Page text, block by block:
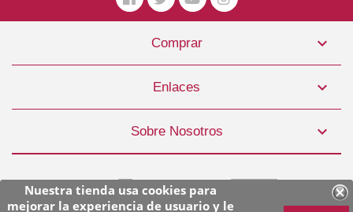
Nuestra tienda usa cookies para
mejorar la experiencia de usuario y le
Champú Y Acondicionador Perro 250ml Inodorina
5,50 €
COMPRAR
Comprar 
Enlaces 
Sobre Nosotros 